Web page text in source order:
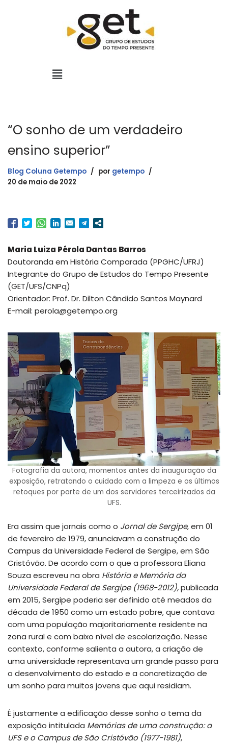
“O sonho de um verdadeiro
ensino superior”
Blog Coluna Getempo por getempo
20 de maio de 2022
Maria Luiza Pérola Dantas Barros
Doutoranda em História Comparada (PPGHC/UFRJ)
Integrante do Grupo de Estudos do Tempo Presente
(GET/UFS/CNPq)
Orientador: Prof. Dr. Dilton Cândido Santos Maynard
E-mail: perola@getempo.org
Fotografia da autora, momentos antes da inauguração da
exposição, retratando o cuidado com a limpeza e os últimos
retoques por parte de um dos servidores terceirizados da
UFS.
Era assim que jornais como o Jornal de Sergipe, em 01
de fevereiro de 1979, anunciavam a construção do
Campus da Universidade Federal de Sergipe, em São
Cristóvão. De acordo com o que a professora Eliana
Souza escreveu na obra História e Memória da
Universidade Federal de Sergipe (1968-2012),publicada
em 2015, Sergipe poderia ser definido até meados da
década de 1950 como um estado pobre, que contava
com uma população majoritariamente residente na
zona rural e com baixo nível de escolarização. Nesse
contexto, conforme salienta a autora, a criação de
uma universidade representava um grande passo para
o desenvolvimento do estado e a concretização de
um sonho para muitos jovens que aqui residiam.
É justamente a edificação desse sonho o tema da
exposição intitulada Memórias de uma construção: a
UFS e o Campus de São Cristóvão (1977-1981),